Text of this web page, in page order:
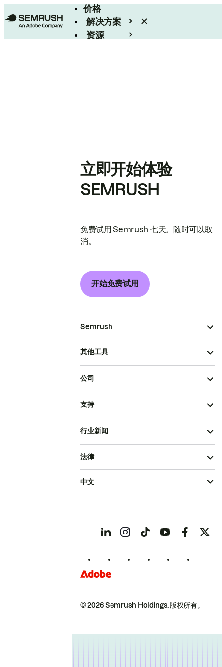
价格
解决方案
资源
立即开始体验
SEMRUSH
免费试用 Semrush 七天。随时可以取
消。
开始免费试用
Semrush
其他工具
公司
支持
行业新闻
© 2026 Semrush Holdings.版权所有。
法律
中文